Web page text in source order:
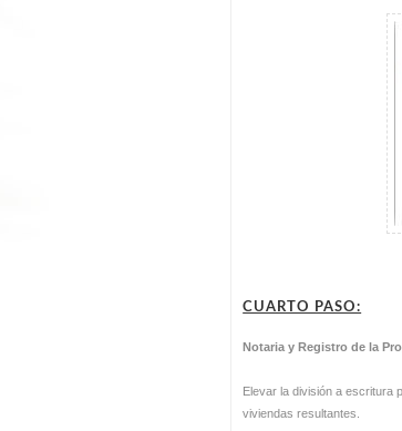
CUARTO PASO:
Notaria y Registro de la
Elevar la división a escritura
viviendas resultantes.